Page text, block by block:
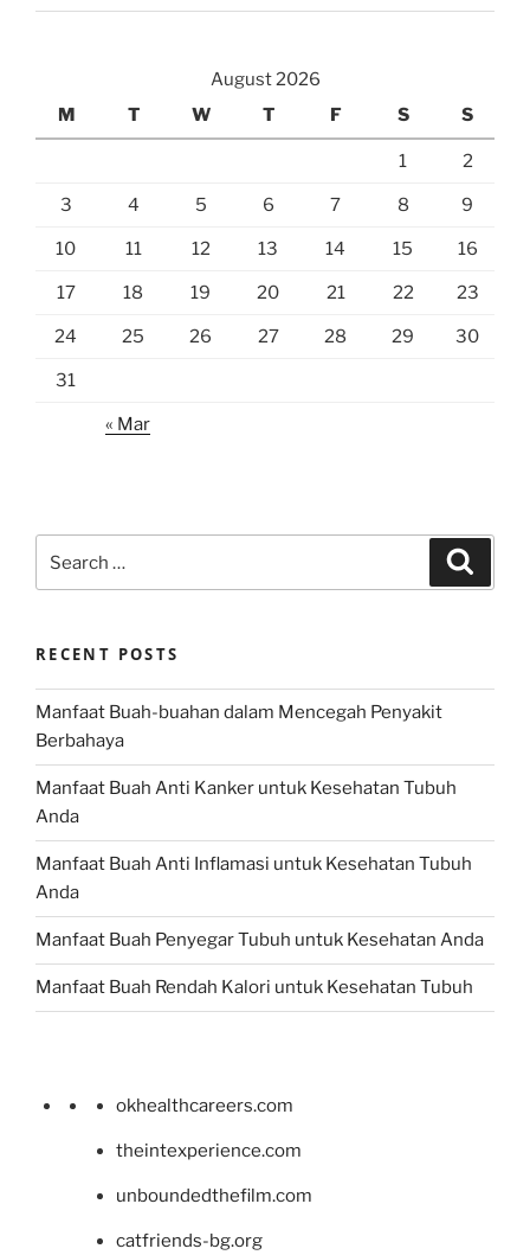
August 2026
M
T W T F S S
1 2
3 4 5 6 7 8 9
10 11 12 13 14 15 16
17 18 19 20 21 22 23
24 25 26 27 28 29 30
31
« Mar
for:
RECENT POSTS
Manfaat Buah-buahan dalam Mencegah Penyakit
Berbahaya
Manfaat Buah Anti Kanker untuk Kesehatan Tubuh
Anda
Manfaat Buah Anti Inflamasi untuk Kesehatan Tubuh
Anda
Manfaat Buah Penyegar Tubuh untuk Kesehatan Anda
Manfaat Buah Rendah Kalori untuk Kesehatan Tubuh
okhealthcareers.com
theintexperience.com
unboundedthefilm.com
catfriends-bg.org